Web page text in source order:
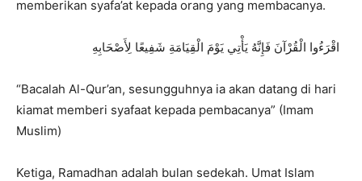
memberikan syafa’at kepada orang yang membacanya.
اقْرَءُوا الْقُرْآنَ فَإِنَّهُ يَأْتِي يَوْمَ الْقِيَامَةِ شَفِيعًا لِأَصْحَابِهِ
“Bacalah Al-Qur’an, sesungguhnya ia akan datang di hari
kiamat memberi syafaat kepada pembacanya” (Imam
Muslim)
Ketiga, Ramadhan adalah bulan sedekah. Umat Islam